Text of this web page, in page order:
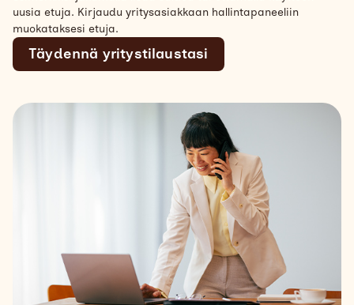
uusia etuja. Kirjaudu yritysasiakkaan hallintapaneeliin
muokataksesi etuja.
Täydennä yritystilaustasi